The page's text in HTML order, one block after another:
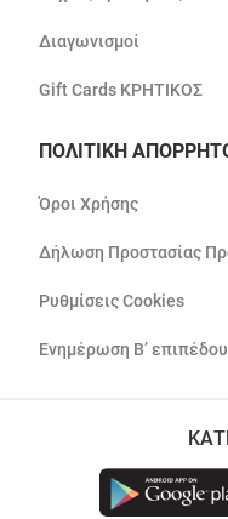
Διαγωνισμοί
Gift Cards ΚΡΗΤΙΚΟΣ
ΠΟΛΙΤΙΚΗ
Όροι Χρήσης
Δήλωση Προστασίας
Ρυθμίσεις Cookies
Ενημέρωση Β’ επιπέδου